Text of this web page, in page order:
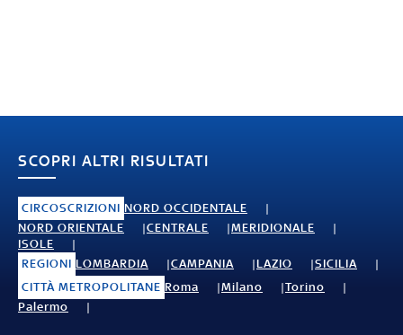
SCOPRI ALTRI RISULTATI
CIRCOSCRIZIONI NORD OCCIDENTALE
NORD ORIENTALE
CENTRALE
MERIDIONALE
ISOLE
REGIONI LOMBARDIA CAMPANIA LAZIO
SICILIA
CITTÀ METROPOLITANE Roma Milano
Torino
Palermo